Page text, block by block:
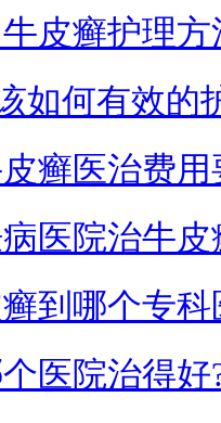
牛皮癣护理方
如何有效的
癣医治费用
医院治牛皮
到哪个专科
医院治得好